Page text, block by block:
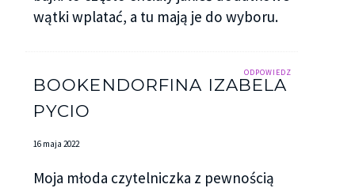
wątki wplatać, a tu mają je do wyboru.
ODPOWIEDZ
BOOKENDORFINA IZABELA
PYCIO
16 maja 2022
Moja młoda czytelniczka z pewnością